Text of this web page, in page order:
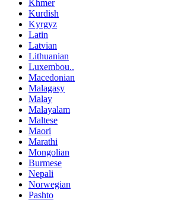
Khmer
Kurdish
Kyrgyz
Latin
Latvian
Lithuanian
Luxembou..
Macedonian
Malagasy
Malay
Malayalam
Maltese
Maori
Marathi
Mongolian
Burmese
Nepali
Norwegian
Pashto